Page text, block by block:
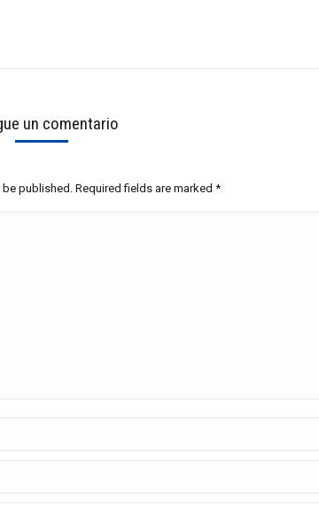
un comentario
published. Required fields are marked*